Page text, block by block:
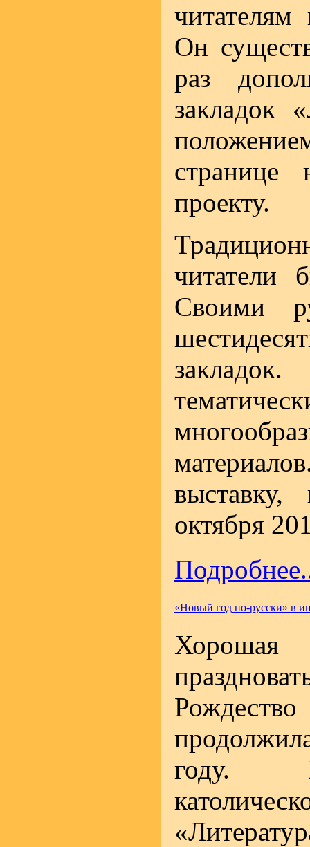
Он
раз
странице
проекту.
читатели
Своими
выставку,
октября
«Новый год по-русски» в
Хорошая
году.